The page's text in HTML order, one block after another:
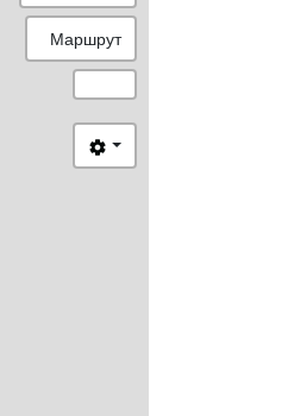
Маршрут